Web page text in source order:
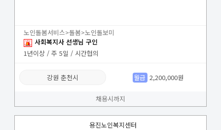
노인돌봄서비스>돌봄>노인돌보미
사회복지사 선생님 구인
1년이상 / 주 5일 / 시간협의
강원 춘천시 월급 2,200,000원
채용시까지
용진노인복지센터